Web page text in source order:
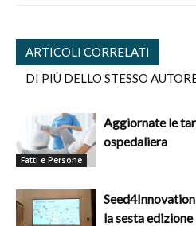
ARTICOLI CORRELATI
DI PIÙ DELLO STESSO
Fatti e Persone
Aggiornate le
ospedaliera
la sesta edizione